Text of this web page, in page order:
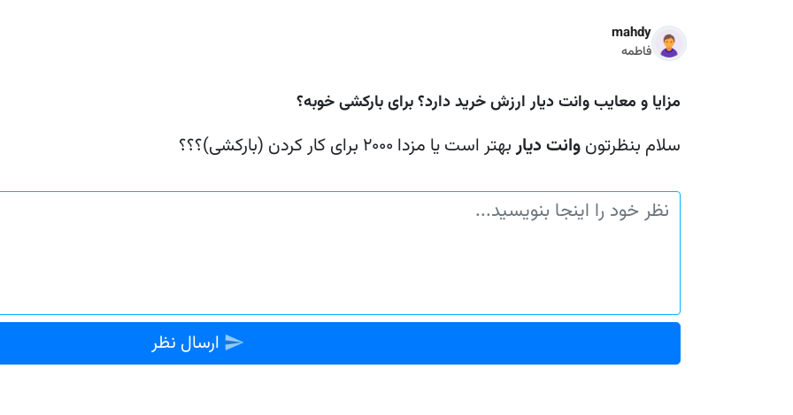
mahdy
فاطمه
مزایا و معایب وانت دیار ارزش خرید دارد؟ برای بارکشی خوبه؟
سلام بنظرتونوانت دیاربهتر است یا مزدا ۲۰۰۰ برای کار کردن (بارکشی)؟؟؟